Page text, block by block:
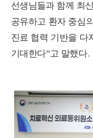
선생님들과 함께 최신
공유하고 환자 중심
진료 협력 기반을 다
기대한다”고 말했다.